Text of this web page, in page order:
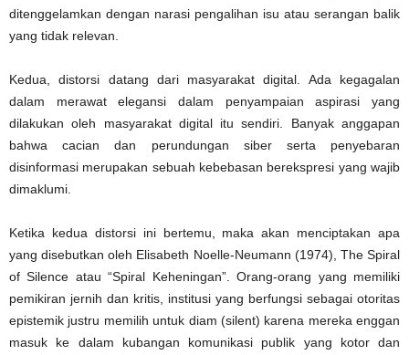
ditenggelamkan dengan narasi pengalihan isu atau serangan balik
yang tidak relevan.
Kedua, distorsi datang dari masyarakat digital. Ada kegagalan
dalam merawat elegansi dalam penyampaian aspirasi yang
dilakukan oleh masyarakat digital itu sendiri. Banyak anggapan
bahwa cacian dan perundungan siber serta penyebaran
disinformasi merupakan sebuah kebebasan berekspresi yang wajib
dimaklumi.
Ketika kedua distorsi ini bertemu, maka akan menciptakan apa
yang disebutkan oleh Elisabeth Noelle-Neumann (1974), The Spiral
of Silence atau “Spiral Keheningan”. Orang-orang yang memiliki
pemikiran jernih dan kritis, institusi yang berfungsi sebagai otoritas
epistemik justru memilih untuk diam (silent) karena mereka enggan
masuk ke dalam kubangan komunikasi publik yang kotor dan